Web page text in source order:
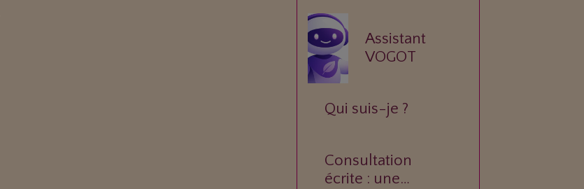
Assistant
VOGOT
Qui suis-je ?
Consultation
écrite : une